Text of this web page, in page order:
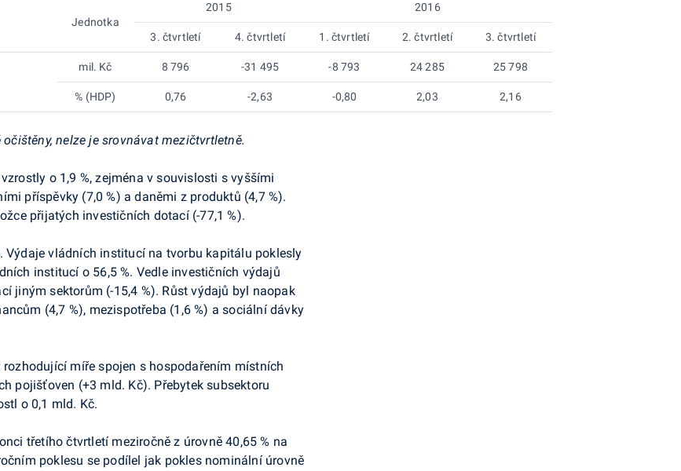
Jednotka
2015 2016
3. čtvrtletí 4. čtvrtletí 1. čtvrtletí 2. čtvrtletí 3. čtvrtletí
mil. Kč 8 796 -31 495 -8 793 24 285 25 798
% (HDP) 0,76 -2,63 -0,80 2,03 2,16
nelze je srovnávat mezičtvrtletně.
o 1,9 %, zejména v souvislosti s vyššími
příspěvky (7,0 %) a daněmi z produktů (4,7 %).
přijatých investičních dotací (-77,1 %).
Výdajevládních institucí na tvorbu kapitálu poklesly
institucí o 56,5 %. Vedle investičních výdajů
jiným sektorům (-15,4 %). Růst výdajů byl naopak
(4,7 %), mezispotřeba (1,6 %) a sociální dávky
míře spojen s hospodařením místních
pojišťoven (+3 mld. Kč). Přebytek subsektoru
o 0,1 mld. Kč.
třetího čtvrtletí meziročně z úrovně 40,65 % na
poklesu se podílel jak pokles nominální úrovně